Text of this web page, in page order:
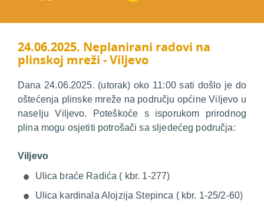
24.06.2025. Neplanirani radovi na
plinskoj mreži - Viljevo
Dana 24.06.2025. (utorak) oko 11:00 sati došlo je do
oštećenja plinske mreže na području općine Viljevo u
naselju Viljevo. Poteškoće s isporukom prirodnog
plina mogu osjetiti potrošači sa sljedećeg područja:
Viljevo
Ulica braće Radića ( kbr. 1-277)
Ulica kardinala Alojzija Stepinca ( kbr. 1-25/2-60)